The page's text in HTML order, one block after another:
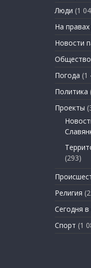
Люди (1
На
Новости
Общество
Погода (1
Политика
Проекты
(293)
Религия
Сегодня в
Спорт (1